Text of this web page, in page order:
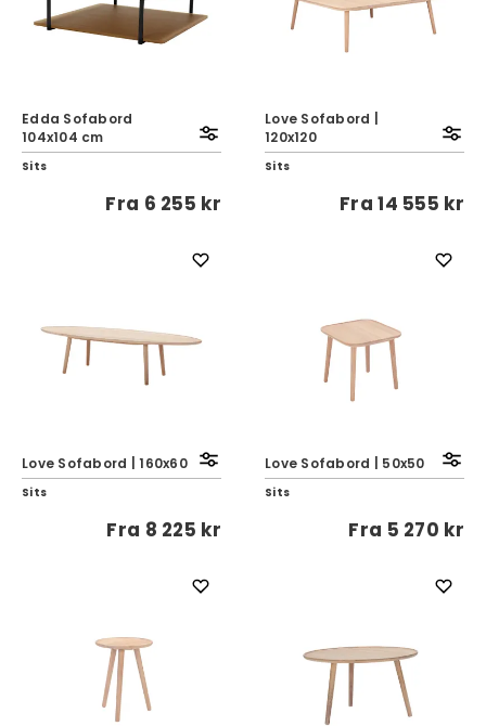
Edda Sofabord
104x104 cm
Sits
Fra 6 255 kr
Love Sofabord |
120x120
Sits
Fra14 555 kr
Love Sofabord | 160x60
Sits
Fra 8 225 kr
Love Sofabord | 50x50
Sits
Fra 5 270 kr